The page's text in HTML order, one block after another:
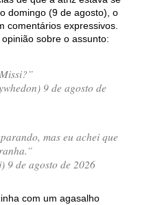
domingo (9 de agosto), o
comentários expressivos.
sobre o assunto:
9 de agosto de
mas eu achei que
9 de agosto de 2026
com um agasalho